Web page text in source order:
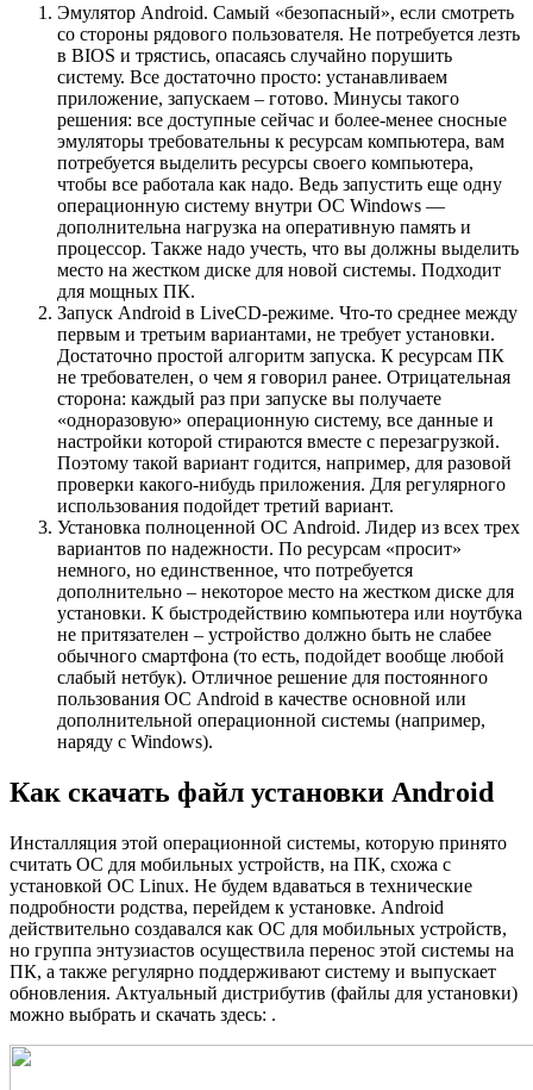
Эмулятор Android. Самый «безопасный», если смотреть
со стороны рядового пользователя. Не потребуется лезть
в BIOS и трястись, опасаясь случайно порушить
систему. Все достаточно просто: устанавливаем
приложение, запускаем – готово. Минусы такого
решения: все доступные сейчас и более-менее сносные
эмуляторы требовательны к ресурсам компьютера, вам
потребуется выделить ресурсы своего компьютера,
чтобы все работала как надо. Ведь запустить еще одну
операционную систему внутри ОС Windows —
дополнительна нагрузка на оперативную память и
процессор. Также надо учесть, что вы должны выделить
место на жестком диске для новой системы. Подходит
для мощных ПК.
Запуск Android в LiveCD-режиме. Что-то среднее между
первым и третьим вариантами, не требует установки.
Достаточно простой алгоритм запуска. К ресурсам ПК
не требователен, о чем я говорил ранее. Отрицательная
сторона: каждый раз при запуске вы получаете
«одноразовую» операционную систему, все данные и
настройки которой стираются вместе с перезагрузкой.
Поэтому такой вариант годится, например, для разовой
проверки какого-нибудь приложения. Для регулярного
использования подойдет третий вариант.
Установка полноценной ОС Android. Лидер из всех трех
вариантов по надежности. По ресурсам «просит»
немного, но единственное, что потребуется
дополнительно – некоторое место на жестком диске для
установки. К быстродействию компьютера или ноутбука
не притязателен – устройство должно быть не слабее
обычного смартфона (то есть, подойдет вообще любой
слабый нетбук). Отличное решение для постоянного
пользования ОС Android в качестве основной или
дополнительной операционной системы (например,
наряду с Windows).
Как скачать файл установки Android
Инсталляция этой операционной системы, которую принято
считать ОС для мобильных устройств, на ПК, схожа с
установкой ОС Linux. Не будем вдаваться в технические
подробности родства, перейдем к установке. Android
действительно создавался как ОС для мобильных устройств,
но группа энтузиастов осуществила перенос этой системы на
ПК, а также регулярно поддерживают систему и выпускает
обновления. Актуальный дистрибутив (файлы для установки)
можно выбрать и скачать здесь: .